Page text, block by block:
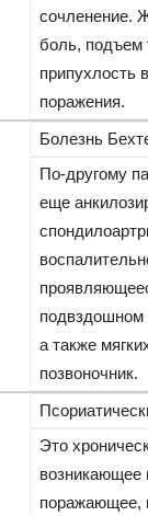
сочленение.
боль, подъем
припухлость
поражения.
Болезнь
По-другому
еще
подвздошном
а также
позвоночник.
Это
возникающее
поражающее,